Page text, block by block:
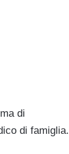
di
di famiglia.